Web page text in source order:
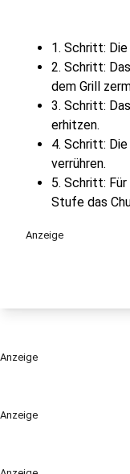
Anzeige
1. Schritt:
2. Schritt:
dem Grill
3. Schritt:
erhitzen.
4. Schritt:
verrühren.
5. Schritt:
Stufe das
Anzeige
Anzeige